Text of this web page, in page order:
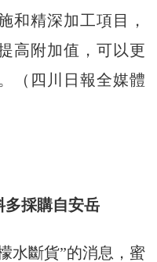
和精深加工項目，
高附加值，可以更
（四川日報全媒體
多採購自安岳
斷貨”的消息，蜜